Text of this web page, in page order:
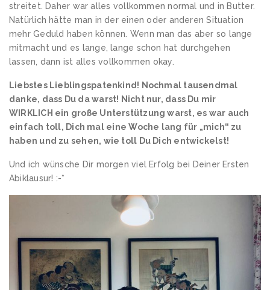
streitet. Daher war alles vollkommen normal und in Butter.
Natürlich hätte man in der einen oder anderen Situation
mehr Geduld haben können. Wenn man das aber so lange
mitmacht und es lange, lange schon hat durchgehen
lassen, dann ist alles vollkommen okay.
Liebstes Lieblingspatenkind! Nochmal tausendmal
danke, dass Du da warst! Nicht nur, dass Du mir
WIRKLICH ein große Unterstützung warst, es war auch
einfach toll, Dich mal eine Woche lang für „mich“ zu
haben und zu sehen, wie toll Du Dich entwickelst!
Und ich wünsche Dir morgen viel Erfolg bei Deiner Ersten
Abiklausur! :-*